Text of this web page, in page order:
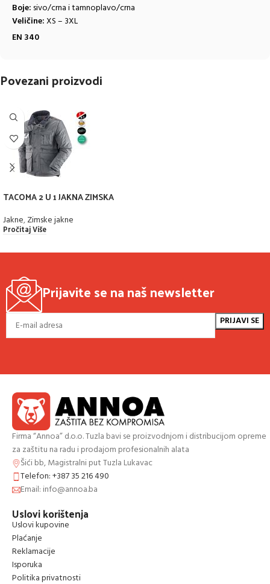
Boje: sivo/crna i tamnoplavo/crna
Veličine:XS – 3XL
EN 340
Povezani proizvodi
TACOMA 2 U 1 JAKNA ZIMSKA
Jakne,Zimske jakne
Pročitaj Više
Prijavite se na naš newsletter
Firma “Annoa” d.o.o. Tuzla bavi se proizvodnjom i distribucijom opreme
za zaštitu na radu i prodajom profesionalnih alata
Šići bb, Magistralni put Tuzla Lukavac
Telefon: +387 35 216 490
Email: info@annoa.ba
Uslovi korištenja
Uslovi kupovine
Plaćanje
Reklamacije
Isporuka
Politika privatnosti